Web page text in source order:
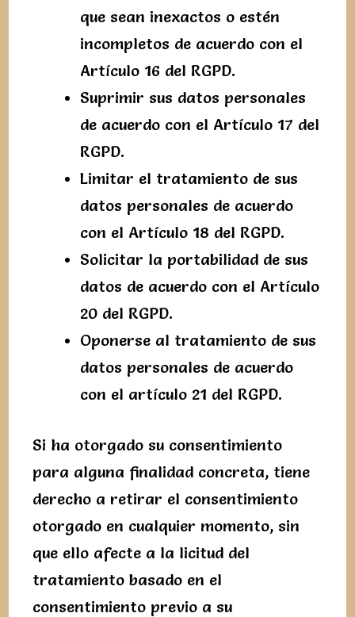
que sean inexactos o estén
incompletos de acuerdo con el
Artículo 16 del RGPD.
Suprimir sus datos personales
de acuerdo con el Artículo 17 del
RGPD.
Limitar el tratamiento de sus
datos personales de acuerdo
con el Artículo 18 del RGPD.
Solicitar la portabilidad de sus
datos de acuerdo con el Artículo
20 del RGPD.
Oponerse al tratamiento de sus
datos personales de acuerdo
con el artículo 21 del RGPD.
Si ha otorgado su consentimiento
para alguna finalidad concreta, tiene
derecho a retirar el consentimiento
otorgado en cualquier momento, sin
que ello afecte a la licitud del
tratamiento basado en el
consentimiento previo a su